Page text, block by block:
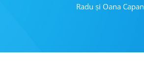
Radu și Oana Capan